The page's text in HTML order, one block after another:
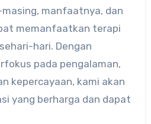
manfaatnya, dan
memanfaatkan terapi
hari. Dengan
pada pengalaman,
kepercayaan, kami akan
yang berharga dan dapat